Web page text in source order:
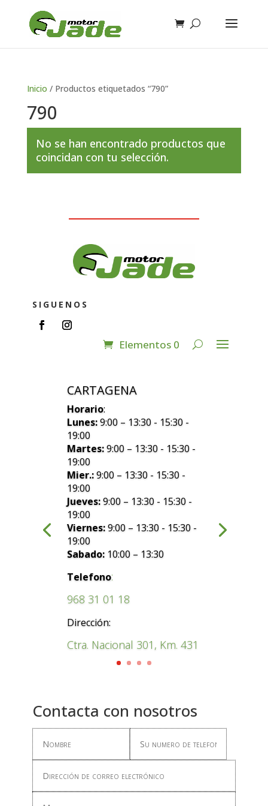
Inicio / Productos etiquetados “790”
790
No se han encontrado productos que
coincidan con tu selección.
SIGUENOS
Elementos 0
CARTAGENA
Horario:
Lunes:9:00 – 13:30 - 15:30 -
19:00
Martes:9:00 – 13:30 - 15:30 -
19:00
Mier.:9:00 – 13:30 - 15:30 -
19:00
Jueves:9:00 – 13:30 - 15:30 -
19:00
Viernes:9:00 – 13:30 - 15:30 -
19:00
Sabado: 10:00 – 13:30
Telefono:
968 31 01 18
Dirección:
Ctra. Nacional 301, Km. 431
Contacta con nosotros